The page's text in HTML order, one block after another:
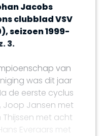
Jacobs
clubblad VSV
seizoen 1999-
3.
van
was dit jaar
de eerste cyclus
Joop Jansen met
met acht
Everaars met